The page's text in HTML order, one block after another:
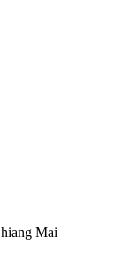
Mai